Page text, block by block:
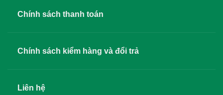
Chính sách thanh toán
Chính sách kiểm hàng và đổi trả
Liên hệ